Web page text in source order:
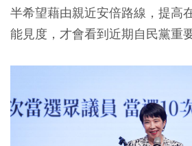
半希望藉由親近安倍路線，提高
能見度，才會看到近期自民黨重